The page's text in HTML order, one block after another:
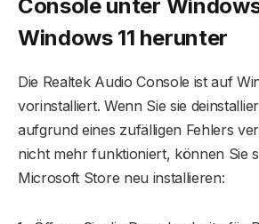
Console unter
Windows 11 herunter
Die Realtek Audio Console ist auf
vorinstalliert. Wenn Sie sie
aufgrund eines zufälligen Fehlers
nicht mehr funktioniert, können Sie
Microsoft Store neu installieren: